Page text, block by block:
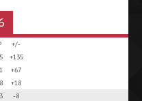
+/-
+135
+67
+18
-8